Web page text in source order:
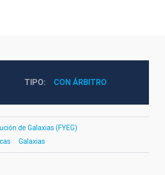
TIPO CON ÁRBITRO
de Galaxias (FYEG)
Galaxias